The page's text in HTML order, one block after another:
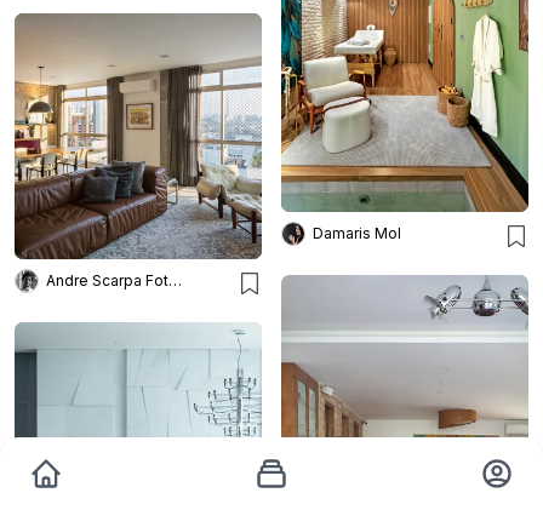
Damaris Mol
Andre Scarpa Fotografia